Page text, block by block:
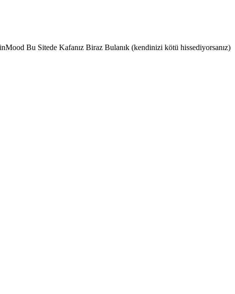
Bu Sitede Kafanız Biraz Bulanık (kendinizi kötü hissediyorsanız)